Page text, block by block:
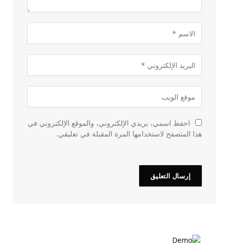
احفظ اسمي، بريدي الإلكتروني، والموقع الإلكتروني في
هذا المتصفح لاستخدامها المرة المقبلة في تعليقي.